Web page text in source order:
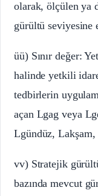
olarak, ölçülen ya
gürültü seviyesine
üü) Sınır değer:
halinde yetkili
tedbirlerin
açan Lgag veya
Lgündüz,
vv) Stratejik
bazında mevcut